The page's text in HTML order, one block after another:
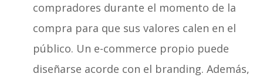
compradores durante el momento de la
compra para que sus valores calen en el
público. Un e-commerce propio puede
diseñarse acorde con el branding. Además,